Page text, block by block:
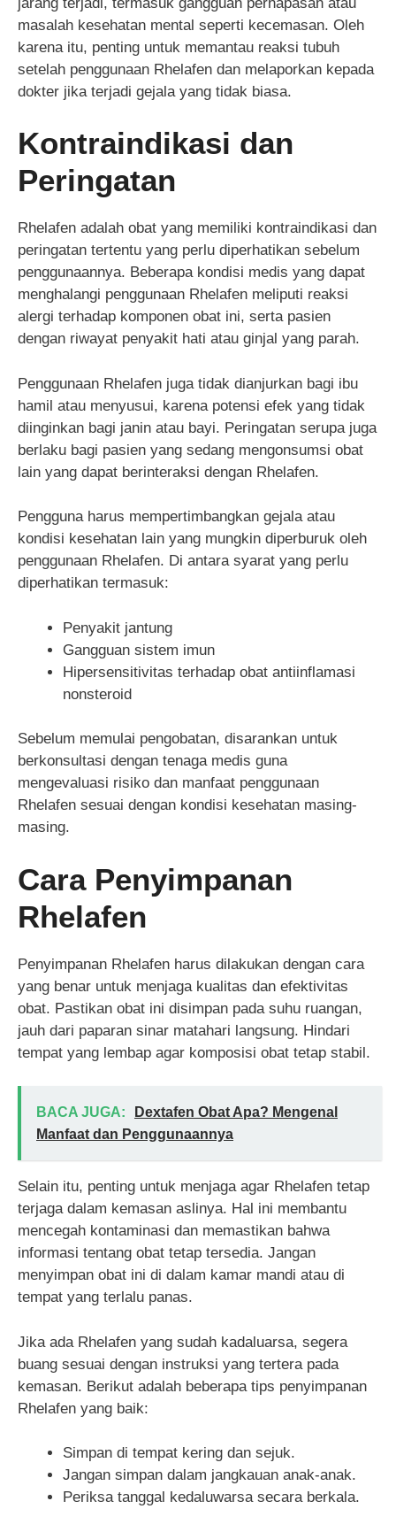
masalah kesehatan mental seperti kecemasan. Oleh
karena itu, penting untuk memantau reaksi tubuh
setelah penggunaan Rhelafen dan melaporkan kepada
dokter jika terjadi gejala yang tidak biasa.
Kontraindikasi dan
Peringatan
Rhelafen adalah obat yang memiliki kontraindikasi dan
peringatan tertentu yang perlu diperhatikan sebelum
penggunaannya. Beberapa kondisi medis yang dapat
menghalangi penggunaan Rhelafen meliputi reaksi
alergi terhadap komponen obat ini, serta pasien
dengan riwayat penyakit hati atau ginjal yang parah.
Penggunaan Rhelafen juga tidak dianjurkan bagi ibu
hamil atau menyusui, karena potensi efek yang tidak
diinginkan bagi janin atau bayi. Peringatan serupa juga
berlaku bagi pasien yang sedang mengonsumsi obat
lain yang dapat berinteraksi dengan Rhelafen.
Pengguna harus mempertimbangkan gejala atau
kondisi kesehatan lain yang mungkin diperburuk oleh
penggunaan Rhelafen. Di antara syarat yang perlu
diperhatikan termasuk:
Penyakit jantung
Gangguan sistem imun
Hipersensitivitas terhadap obat antiinflamasi
nonsteroid
Sebelum memulai pengobatan, disarankan untuk
berkonsultasi dengan tenaga medis guna
mengevaluasi risiko dan manfaat penggunaan
Rhelafen sesuai dengan kondisi kesehatan masing-
masing.
Cara Penyimpanan
Rhelafen
Penyimpanan Rhelafen harus dilakukan dengan cara
yang benar untuk menjaga kualitas dan efektivitas
obat. Pastikan obat ini disimpan pada suhu ruangan,
jauh dari paparan sinar matahari langsung. Hindari
tempat yang lembap agar komposisi obat tetap stabil.
BACA JUGA:
Dextafen Obat Apa? Mengenal
Manfaat dan Penggunaannya
Selain itu, penting untuk menjaga agar Rhelafen tetap
terjaga dalam kemasan aslinya. Hal ini membantu
mencegah kontaminasi dan memastikan bahwa
informasi tentang obat tetap tersedia. Jangan
menyimpan obat ini di dalam kamar mandi atau di
tempat yang terlalu panas.
Jika ada Rhelafen yang sudah kadaluarsa, segera
buang sesuai dengan instruksi yang tertera pada
kemasan. Berikut adalah beberapa tips penyimpanan
Rhelafen yang baik:
Simpan di tempat kering dan sejuk.
Jangan simpan dalam jangkauan anak-anak.
Periksa tanggal kedaluwarsa secara berkala.